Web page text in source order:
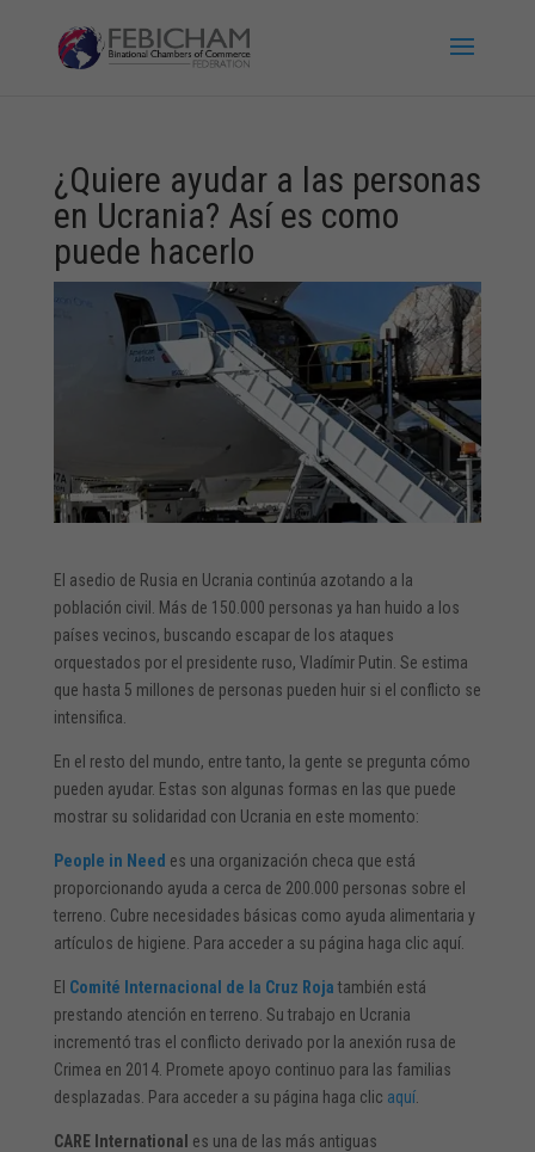
¿Quiere ayudar a las personas
en Ucrania? Así es como
puede hacerlo
El asedio de Rusia en Ucrania continúa azotando a la
población civil. Más de 150.000 personas ya han huido a los
países vecinos, buscando escapar de los ataques
orquestados por el presidente ruso, Vladímir Putin. Se estima
que hasta 5 millones de personas pueden huir si el conflicto se
intensifica.
En el resto del mundo, entre tanto, la gente se pregunta cómo
pueden ayudar. Estas son algunas formas en las que puede
mostrar su solidaridad con Ucrania en este momento:
People in Need es una organización checa que está
proporcionando ayuda a cerca de 200.000 personas sobre el
terreno. Cubre necesidades básicas como ayuda alimentaria y
artículos de higiene. Para acceder a su página haga clic aquí.
El Comité Internacional de la Cruz Roja también está
prestando atención en terreno. Su trabajo en Ucrania
incrementó tras el conflicto derivado por la anexión rusa de
Crimea en 2014. Promete apoyo continuo para las familias
desplazadas. Para acceder a su página haga clic aquí.
CARE International es una de las más antiguas